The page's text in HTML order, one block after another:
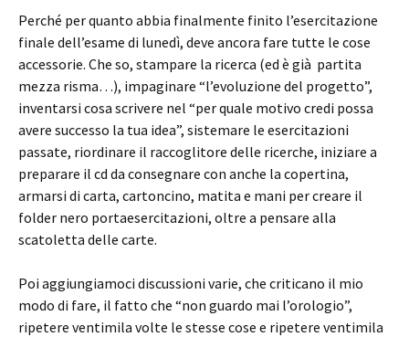
Perché per quanto abbia finalmente finito l’esercitazione
finale dell’esame di lunedì, deve ancora fare tutte le cose
accessorie. Che so, stampare la ricerca (ed è già partita
mezza risma…), impaginare “l’evoluzione del progetto”,
inventarsi cosa scrivere nel “per quale motivo credi possa
avere successo la tua idea”, sistemare le esercitazioni
passate, riordinare il raccoglitore delle ricerche, iniziare a
preparare il cd da consegnare con anche la copertina,
armarsi di carta, cartoncino, matita e mani per creare il
folder nero portaesercitazioni, oltre a pensare alla
scatoletta delle carte.
Poi aggiungiamoci discussioni varie, che criticano il mio
modo di fare, il fatto che “non guardo mai l’orologio”,
ripetere ventimila volte le stesse cose e ripetere ventimila